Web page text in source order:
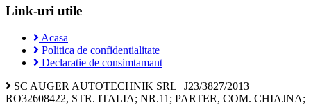
Link-uri utile
Acasa
Politica de confidentialitate
Declaratie de consimtamant
SC AUGER AUTOTECHNIK SRL | J23/3827/2013 |
RO32608422, STR. ITALIA; NR.11; PARTER, COM. CHIAJNA;